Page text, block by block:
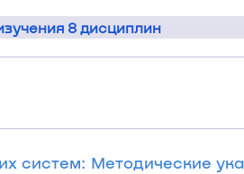
8 дисциплин
систем: Методические